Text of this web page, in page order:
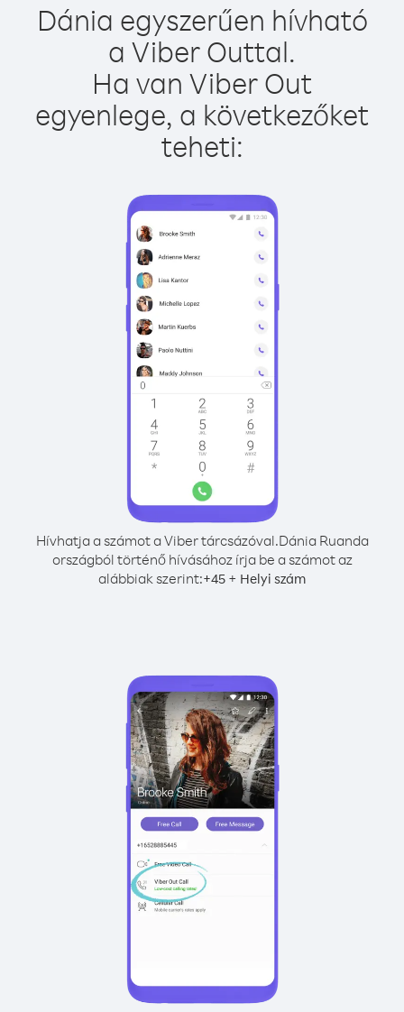
Dánia egyszerűen hívható
a Viber Outtal.
Ha van Viber Out
egyenlege, a következőket
teheti:
Hívhatja a számot a Viber tárcsázóval.Dánia Ruanda
országból történő hívásához írja be a számot az
alábbiak szerint:+45 + Helyi szám